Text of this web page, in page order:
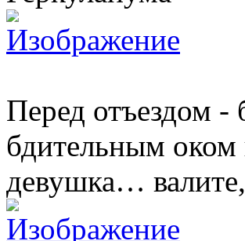
Перед отъездом -
бдительным оком
девушка…